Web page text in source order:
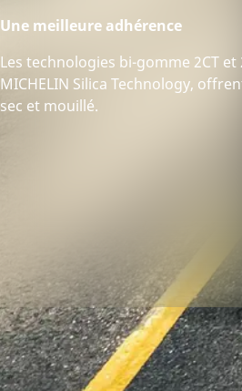
Une meilleure adhérence
Les technologies bi-gomme 2CT et
MICHELIN Silica Technology,
sec et mouillé.